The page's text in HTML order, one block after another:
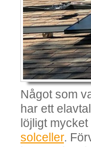
Något som
har ett
löjligt
solceller.